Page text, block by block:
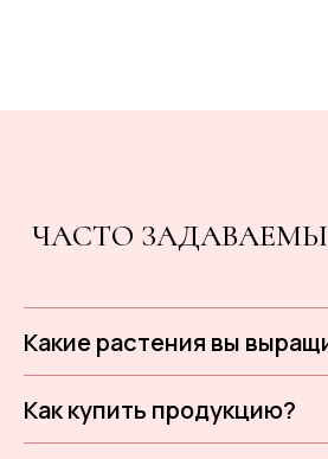
ЧАСТО
Какие растения вы
Как купить продукцию?